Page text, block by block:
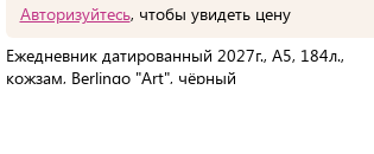
Авторизуйтесь, чтобы увидеть цену
Ежедневник датированный 2027г., А5, 184л.,
кожзам, Berlingo "Art", чёрный